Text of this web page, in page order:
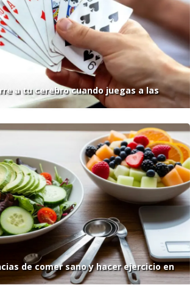
a tu cerebro cuando juegas a las
de comer sano y hacer ejercicio en